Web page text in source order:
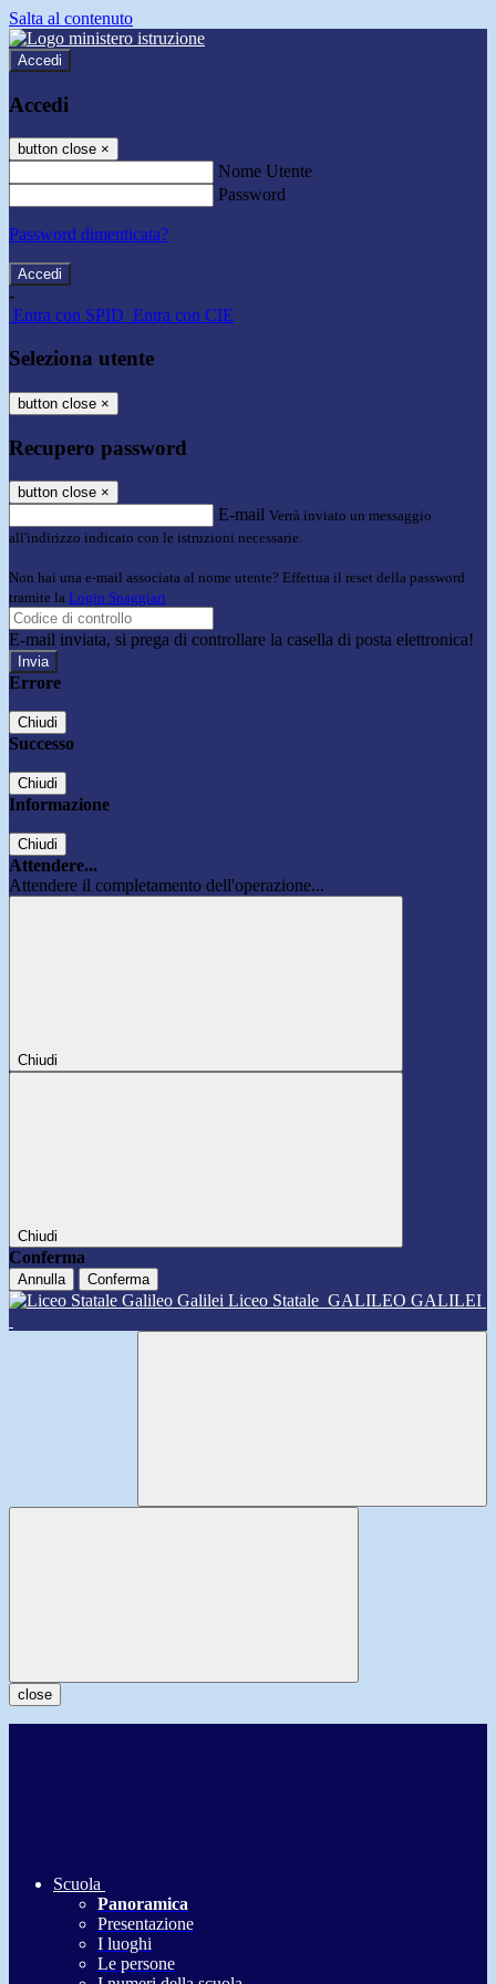
Salta al contenuto
Accedi
Accedi
button close ×
Nome Utente
Password
Password dimenticata?
-
Entra con SPID Entra con CIE
Seleziona utente
button close ×
Recupero password
button close ×
E-mail Verrà inviato un messaggio
all'indirizzo indicato con le istruzioni necessarie.
Non hai una e-mail associata al nome utente? Effettua il reset della password
tramite la Login Spaggiari
E-mail inviata, si prega di controllare la casella di posta elettronica!
Errore
Chiudi
Successo
Chiudi
Informazione
Chiudi
Attendere...
Attendere il completamento dell'operazione...
Chiudi
Chiudi
Conferma
Annulla Conferma
Liceo Statale GALILEO GALILEI
close
Scuola
Panoramica
Presentazione
I luoghi
Le persone